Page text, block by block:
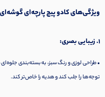
ویژگی‌های کادو پیچ پارچه‌ای
1. زیبایی بصری:
• طراحی لوزی و رنگ سبز، به بسته‌بندی
توجه‌ها را جلب کند و هدیه را خاص‌تر کند.